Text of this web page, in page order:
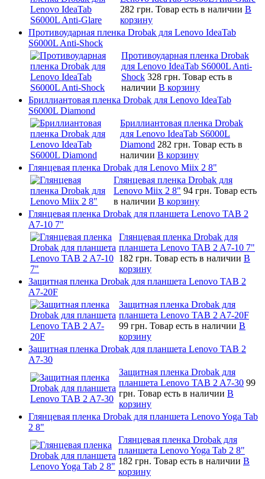
282 грн. Товар есть в наличии В
корзину
Противоударная пленка Drobak для Lenovo IdeaTab
S6000L Anti-Shock
Противоударная пленка Drobak
для Lenovo IdeaTab S6000L Anti-
Shock 328 грн. Товар есть в
наличии В корзину
Бриллиантовая пленка Drobak для Lenovo IdeaTab
S6000L Diamond
Бриллиантовая пленка Drobak
для Lenovo IdeaTab S6000L
Diamond 282 грн. Товар есть в
наличии В корзину
Глянцевая пленка Drobak для Lenovo Miix 2 8"
Глянцевая пленка Drobak для
Lenovo Miix 2 8" 94 грн. Товар есть
в наличии В корзину
Глянцевая пленка Drobak для планшета Lenovo TAB 2
A7-10 7"
Глянцевая пленка Drobak для
планшета Lenovo TAB 2 A7-10 7"
182 грн. Товар есть в наличии В
корзину
Защитная пленка Drobak для планшета Lenovo TAB 2
A7-20F
Защитная пленка Drobak для
планшета Lenovo TAB 2 A7-20F
99 грн. Товар есть в наличии В
корзину
Защитная пленка Drobak для планшета Lenovo TAB 2
A7-30
Защитная пленка Drobak для
планшета Lenovo TAB 2 A7-30 99
грн. Товар есть в наличии В
корзину
Глянцевая пленка Drobak для планшета Lenovo Yoga Tab
2 8"
Глянцевая пленка Drobak для
планшета Lenovo Yoga Tab 2 8"
182 грн. Товар есть в наличии В
корзину